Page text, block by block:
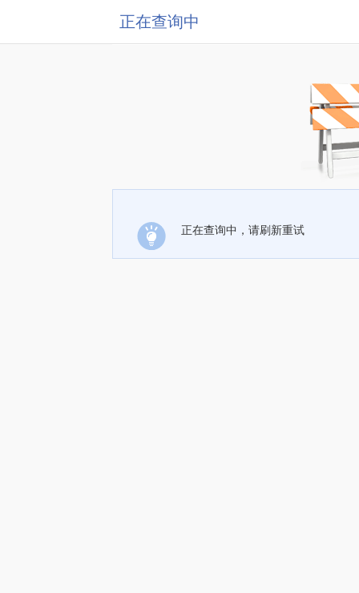
正在查询中
正在查询中，请刷新重试